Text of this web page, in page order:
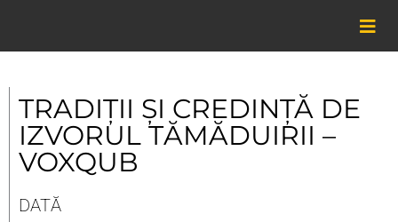
content
TRADIȚII ȘI CREDINȚĂ DE
IZVORUL TĂMĂDUIRII –
VOXQUB
DATĂ